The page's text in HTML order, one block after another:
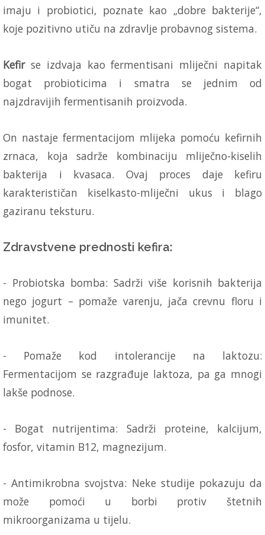
imaju i probiotici, poznate kao „dobre bakterije“,
koje pozitivno utiču na zdravlje probavnog sistema.
Kefirse izdvaja kao fermentisani mliječni napitak
bogat probioticima i smatra se jednim od
najzdravijih fermentisanih proizvoda.
On nastaje fermentacijom mlijeka pomoću kefirnih
zrnaca, koja sadrže kombinaciju mliječno-kiselih
bakterija i kvasaca. Ovaj proces daje kefiru
karakterističan kiselkasto-mliječni ukus i blago
gaziranu teksturu.
Zdravstvene prednosti kefira:
- Probiotska bomba: Sadrži više korisnih bakterija
nego jogurt – pomaže varenju, jača crevnu floru i
imunitet.
- Pomaže kod intolerancije na laktozu:
Fermentacijom se razgrađuje laktoza, pa ga mnogi
lakše podnose.
- Bogat nutrijentima: Sadrži proteine, kalcijum,
fosfor, vitamin B12, magnezijum.
- Antimikrobna svojstva: Neke studije pokazuju da
može pomoći u borbi protiv štetnih
mikroorganizama u tijelu.